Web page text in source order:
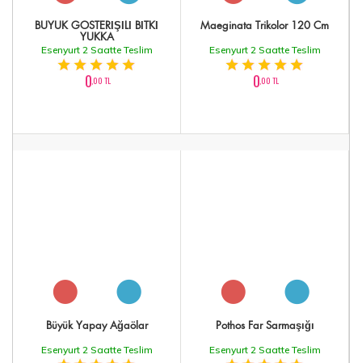
BÜYÜK GÖSTERİŞİLİ BİTKİ
YUKKA
Esenyurt 2 Saatte Teslim
0,00 TL
Maeginata Trikolor 120 Cm
Esenyurt 2 Saatte Teslim
0,00 TL
Büyük Yapay Ağaölar
Esenyurt 2 Saatte Teslim
Pothos Far Sarmaşığı
Esenyurt 2 Saatte Teslim